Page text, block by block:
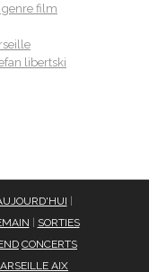
genre film
libertski
SORTIES
CONCERTS
AIX